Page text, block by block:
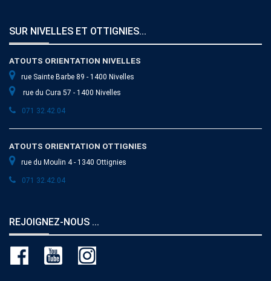
SUR NIVELLES ET OTTIGNIES...
ATOUTS ORIENTATION NIVELLES
rue Sainte Barbe 89 - 1400 Nivelles
rue du Cura 57 - 1400 Nivelles
071 32.42.04
ATOUTS ORIENTATION OTTIGNIES
rue du Moulin 4 - 1340 Ottignies
071 32.42.04
REJOIGNEZ-NOUS ...